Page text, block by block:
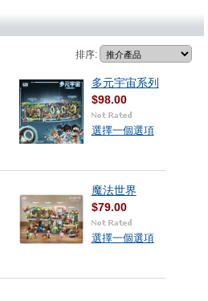
排序:
多元宇宙系列
$98.00
選擇一個選項
魔法世界
$79.00
選擇一個選項